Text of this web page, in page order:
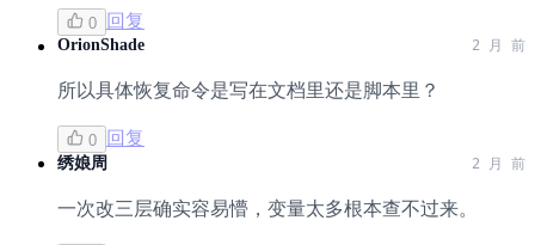
0 回复
OrionShade 2 月 前
所以具体恢复命令是写在文档里还是脚本里？
0 回复
绣娘周 2 月 前
一次改三层确实容易懵，变量太多根本查不过来。